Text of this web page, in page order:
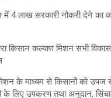
4 लाख सरकारी नौकरी देने का
किसान कल्याण मिशन सभी
के माध्यम से किसानों को
लिए उपकरण तथा अनुदान,